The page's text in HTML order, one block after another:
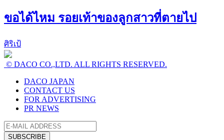
ขอได้ไหม รอยเท้าของลูกสาวที่ตายไป
ศิริเป้
© DACO CO.,LTD. ALL RIGHTS RESERVED.
DACO JAPAN
CONTACT US
FOR ADVERTISING
PR NEWS